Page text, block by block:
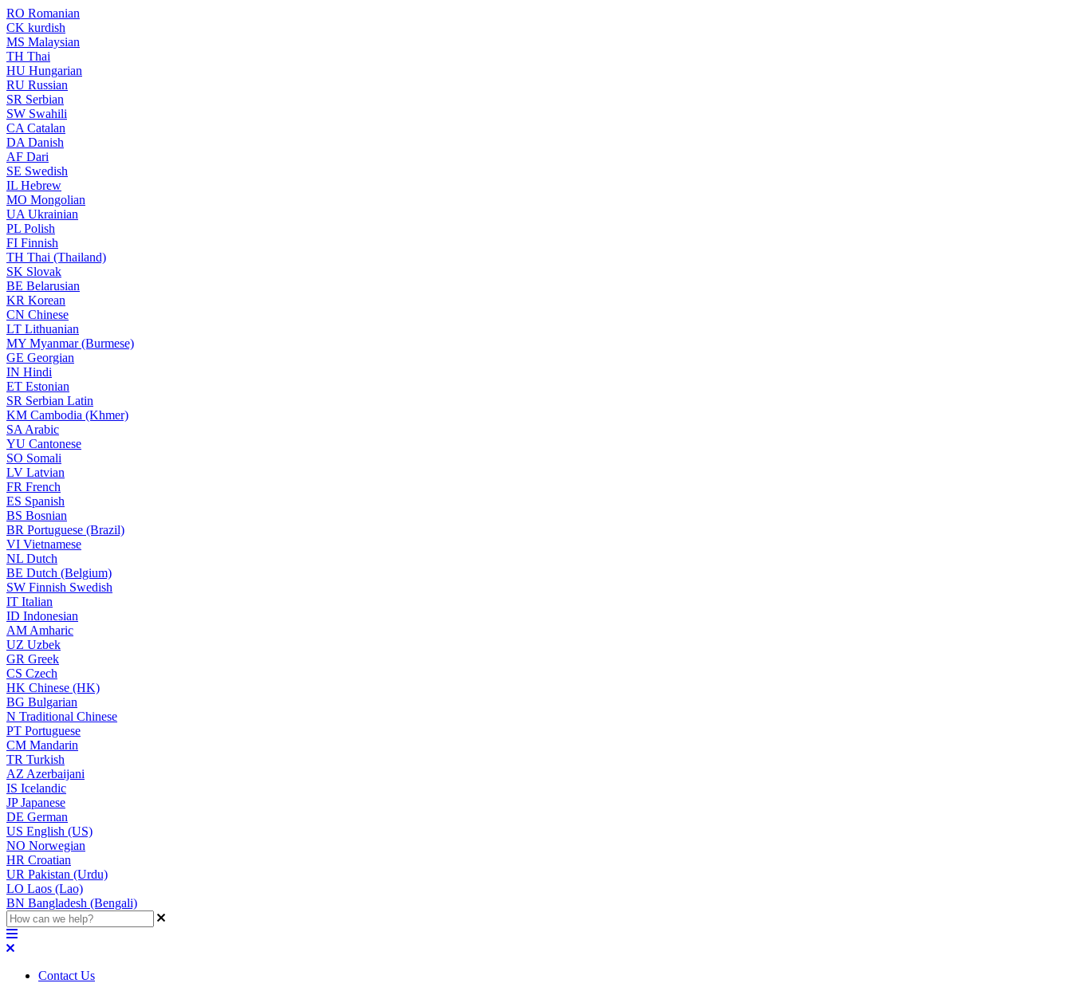
RO Romanian
CK kurdish
MS Malaysian
TH Thai
HU Hungarian
RU Russian
SR Serbian
SW Swahili
CA Catalan
DA Danish
AF Dari
SE Swedish
IL Hebrew
MO Mongolian
UA Ukrainian
PL Polish
FI Finnish
TH Thai (Thailand)
SK Slovak
BE Belarusian
KR Korean
CN Chinese
LT Lithuanian
MY Myanmar (Burmese)
GE Georgian
IN Hindi
ET Estonian
SR Serbian Latin
KM Cambodia (Khmer)
SA Arabic
YU Cantonese
SO Somali
LV Latvian
FR French
ES Spanish
BS Bosnian
BR Portuguese (Brazil)
VI Vietnamese
NL Dutch
BE Dutch (Belgium)
SW Finnish Swedish
IT Italian
ID Indonesian
AM Amharic
UZ Uzbek
GR Greek
CS Czech
HK Chinese (HK)
BG Bulgarian
N Traditional Chinese
PT Portuguese
CM Mandarin
TR Turkish
AZ Azerbaijani
IS Icelandic
JPJapanese
DE German
US English (US)
NO Norwegian
HR Croatian
UR Pakistan (Urdu)
LO Laos (Lao)
BN Bangladesh (Bengali)
Contact Us